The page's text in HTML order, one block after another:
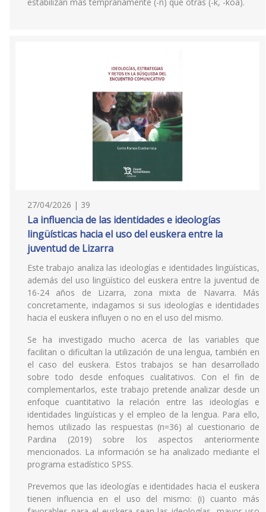
27/04/2026 | 39
La influencia de las identidades e ideologías
lingüísticas hacia el uso del euskera entre la
juventud de Lizarra
Este trabajo analiza las ideologías e identidades lingüísticas,
además del uso lingüístico del euskera entre la juventud de
16-24 años de Lizarra, zona mixta de Navarra. Más
concretamente, indagamos si sus ideologías e identidades
hacia el euskera influyen o no en el uso del mismo.
Se ha investigado mucho acerca de las variables que
facilitan o dificultan la utilización de una lengua, también en
el caso del euskera. Estos trabajos se han desarrollado
sobre todo desde enfoques cualitativos. Con el fin de
complementarlos, este trabajo pretende analizar desde un
enfoque cuantitativo la relación entre las ideologías e
identidades lingüísticas y el empleo de la lengua. Para ello,
hemos utilizado las respuestas (n=36) al cuestionario de
Pardina (2019) sobre los aspectos anteriormente
mencionados. La información se ha analizado mediante el
programa estadístico SPSS.
Prevemos que las ideologías e identidades hacia el euskera
tienen influencia en el uso del mismo: (i) cuanto más